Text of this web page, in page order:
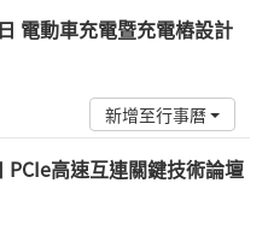
電動車充電暨充電樁設計
新增至行事曆
PCIe高速互連關鍵技術論壇